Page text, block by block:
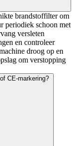
brandstoffilter om
periodiek schoon met
versleten
en controleer
droog op en
om verstopping
CE-markering?